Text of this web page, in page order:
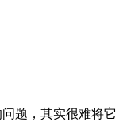
题，其实很难将它